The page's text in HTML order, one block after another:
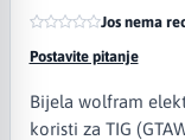
Jos nema
Postavite pitanje
Bijela wolfram
koristi za TIG